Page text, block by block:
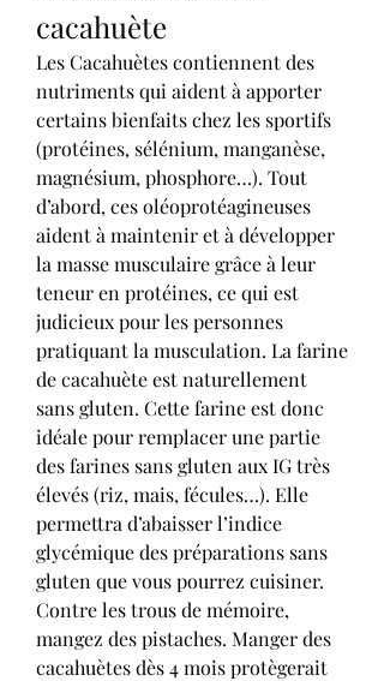
cacahuète
Les Cacahuètes contiennent des
nutriments qui aident à apporter
certains bienfaits chez les sportifs
(protéines, sélénium, manganèse,
magnésium, phosphore…). Tout
d’abord, ces oléoprotéagineuses
aident à maintenir et à développer
la masse musculaire grâce à leur
teneur en protéines, ce qui est
judicieux pour les personnes
pratiquant la musculation. La farine
de cacahuète est naturellement
sans gluten. Cette farine est donc
idéale pour remplacer une partie
des farines sans gluten aux IG très
élevés (riz, mais, fécules…). Elle
permettra d’abaisser l’indice
glycémique des préparations sans
gluten que vous pourrez cuisiner.
Contre les trous de mémoire,
mangez des pistaches. Manger des
cacahuètes dès 4 mois protègerait